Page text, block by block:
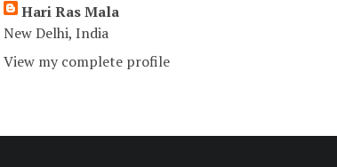
Hari Ras Mala
New Delhi, India
View my complete profile